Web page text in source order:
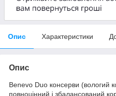
Опис Характеристики
Опис
Benevo Duo консерви (вологий
повноцінний і збалансований